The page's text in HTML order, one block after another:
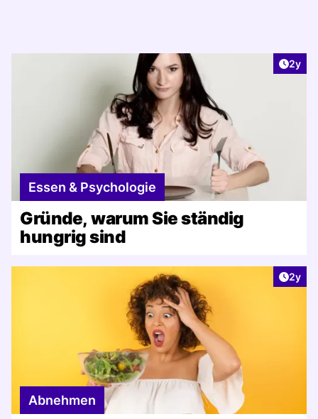
2y
Essen & Psychologie
Gründe, warum Sie ständig
hungrig sind
2y
Abnehmen